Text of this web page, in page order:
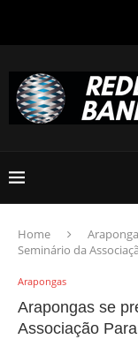
Home
Seminário da
Arapongas
Arapongas se
Associação